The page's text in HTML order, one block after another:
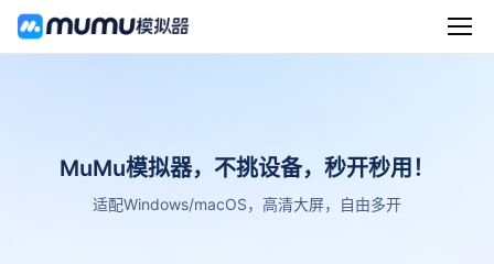
MuMu模拟器，不挑设备，秒开秒用！
适配Windows/macOS，高清大屏，自由多开